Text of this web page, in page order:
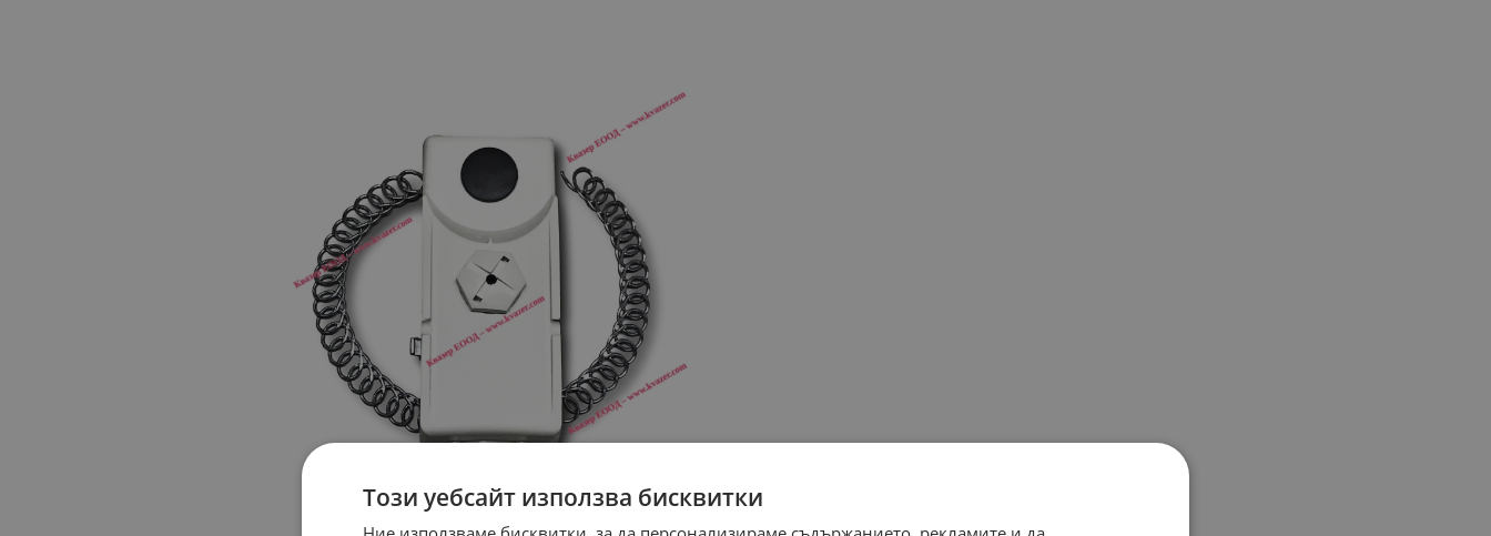
Този уебсайт използва бисквитки